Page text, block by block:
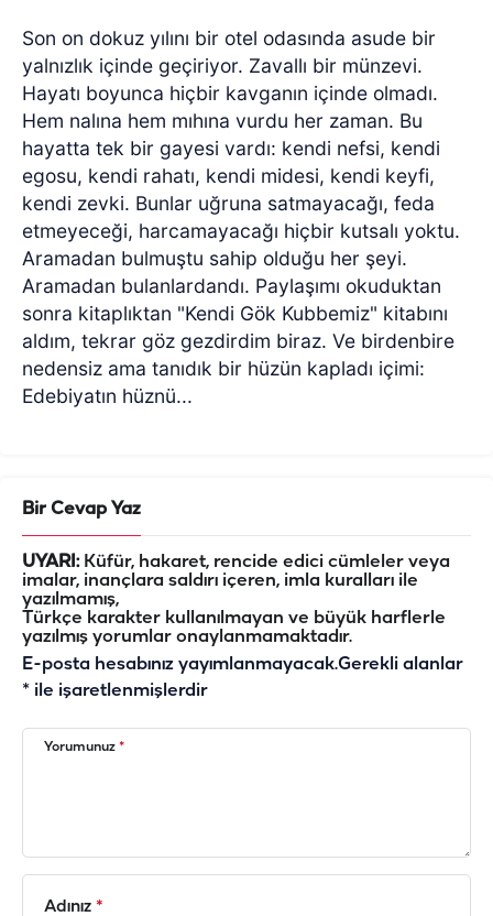
Son on dokuz yılını bir otel odasında asude bir
yalnızlık içinde geçiriyor. Zavallı bir münzevi.
Hayatı boyunca hiçbir kavganın içinde olmadı.
Hem nalına hem mıhına vurdu her zaman. Bu
hayatta tek bir gayesi vardı: kendi nefsi, kendi
egosu, kendi rahatı, kendi midesi, kendi keyfi,
kendi zevki. Bunlar uğruna satmayacağı, feda
etmeyeceği, harcamayacağı hiçbir kutsalı yoktu.
Aramadan bulmuştu sahip olduğu her şeyi.
Aramadan bulanlardandı. Paylaşımı okuduktan
sonra kitaplıktan "Kendi Gök Kubbemiz" kitabını
aldım, tekrar göz gezdirdim biraz. Ve birdenbire
nedensiz ama tanıdık bir hüzün kapladı içimi:
Edebiyatın hüznü...
Bir Cevap Yaz
UYARI:Küfür, hakaret, rencide edici cümleler veya
imalar, inançlara saldırı içeren, imla kuralları ile
yazılmamış,
Türkçe karakter kullanılmayan ve büyük harflerle
yazılmış yorumlar onaylanmamaktadır.
E-posta hesabınız yayımlanmayacak.Gerekli alanlar
* ile işaretlenmişlerdir
Yorumunuz *
Adınız *